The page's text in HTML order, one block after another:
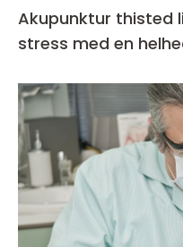
Akupunktur thisted lindring af smerter og
stress med en